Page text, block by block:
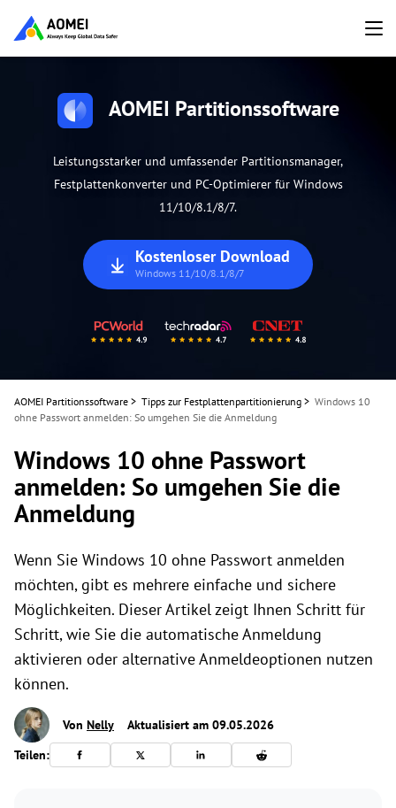
AOMEI Partitionssoftware
Leistungsstarker und umfassender Partitionsmanager,
Festplattenkonverter und PC-Optimierer für Windows
11/10/8.1/8/7.
Kostenloser Download
Windows 11/10/8.1/8/7
AOMEI Partitionssoftware > Tipps zur Festplattenpartitionierung > Windows 10
ohne Passwort anmelden: So umgehen Sie die Anmeldung
Windows 10 ohne Passwort
anmelden: So umgehen Sie die
Anmeldung
Wenn Sie Windows 10 ohne Passwort anmelden
möchten, gibt es mehrere einfache und sichere
Möglichkeiten. Dieser Artikel zeigt Ihnen Schritt für
Schritt, wie Sie die automatische Anmeldung
aktivieren oder alternative Anmeldeoptionen nutzen
können.
Von Nelly
Aktualisiert am 09.05.2026
Teilen: